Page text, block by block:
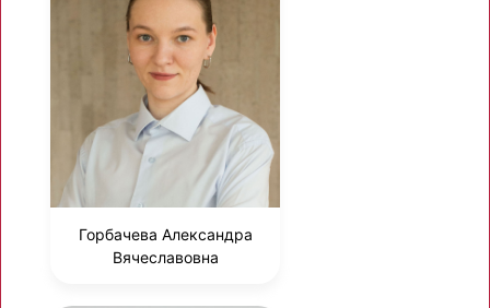
Горбачева Александра
Вячеславовна